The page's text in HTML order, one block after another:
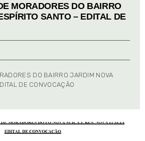
MORADORES DO BAIRRO
SANTO – EDITAL DE
DO BAIRRO JARDIM NOVA
DE CONVOCAÇÃO